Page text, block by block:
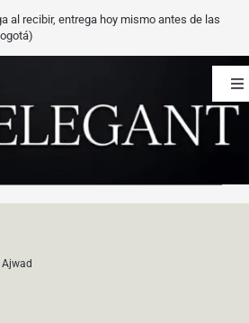
al recibir, entrega hoy mismo antes de las
Ajwad